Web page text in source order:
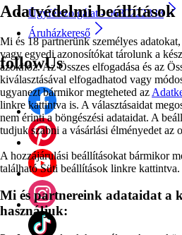
Adatvédelmi beállítások
Mi és 18 partnerünk személyes
vagy egyedi azonosítókat tárolunk a
azokhoz. Az Összes elfogadása és az
kiválasztásával elfogadhatod vagy
ugyanezt bármikor megteheted az
linkre kattintva is. A választásaidat
nem érinti a böngészési adataidat. A
tudjuk szabni a vásárlási élményedet az
A hozzájárulási beállításokat bármikor
található Süti beállítások linkre kattintva.
Mi és partnereink adataidat a
használjuk:
Ügyfélszolgálat - 0680222333
Áruházkereső
followUs